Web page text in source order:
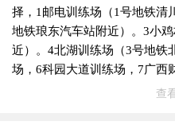
择，1邮电训练场（1号地铁清
地铁琅东汽车站附近）。3小
近）。4北湖训练场（3号地铁
场，6科园大道训练场，7广西
训练场，9三塘训练场，10五查